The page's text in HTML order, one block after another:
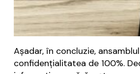
Așadar, în concluzie,
confidențialitatea de 100%.